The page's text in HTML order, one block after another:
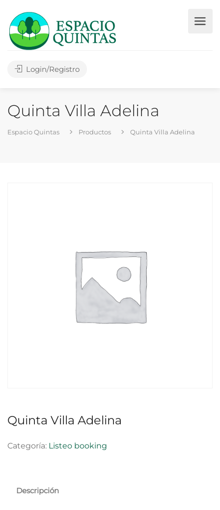
Login/Registro
Quinta Villa Adelina
Espacio Quintas Productos Quinta Villa Adelina
Quinta Villa Adelina
Categoría: Listeo booking
Descripción